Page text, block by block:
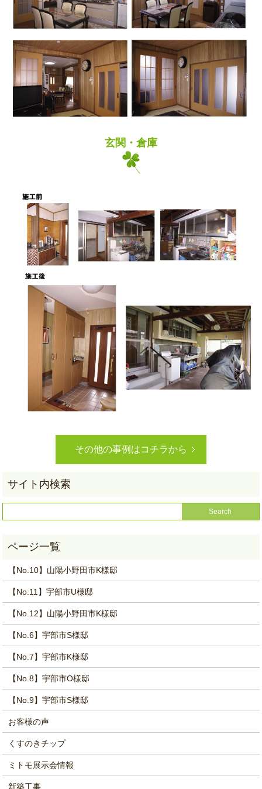
玄関・倉庫
その他の事例はコチラから
【No.10】山陽小野田市K様邸
【No.11】宇部市U様邸
【No.12】山陽小野田市K様邸
【No.6】宇部市S様邸
【No.7】宇部市K様邸
【No.8】宇部市O様邸
【No.9】宇部市S様邸
お客様の声
くすのきチップ
ミトモ展示会情報
新築工事